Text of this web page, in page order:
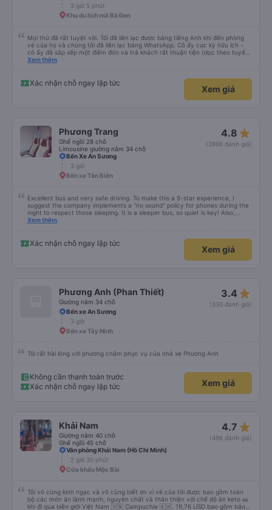
3 giờ 5 phút
Khu du lịch núi Bà Đen
Mọi thứ đã rất tuyệt vời. Tôi đã liên lạc được bằng tiếng Anh khi đến phòng
vé của họ và chúng tôi đã liên lạc bằng WhatsApp. Cô ấy cực kỳ hữu ích -
cô ấy đã sắp xếp một điểm đón và trả khách rất thuận tiện (dọc theo tuyến
đường của họ). Xe rộng rãi và thoải mái. Rất khuyến khích.
Xem thêm
Xác nhận chỗ ngay lập tức
Xem giá
Phương Trang
Ghế ngồi 28 chỗ
Limousine giường nằm 34 chỗ
4.8 star_rate
(3966 đánh giá)
Bến Xe An Sương
3 giờ
Bến xe Tân Biên
Excellent bus and very safe driving. To make this a 5-star experience, I
suggest the company implements a "no sound" policy for phones during the
night to respect those sleeping. It is a sleeper bus, so quiet is key! Also,
please display the Wi-Fi password clearly inside the cabin for convenience. I
quy định rõ ràng về việc giữ im lặng (tắt âm thanh điện thoại) vào ban đêm
để tránh làm phiền hành khách khác ngủ. Ngoài ra, nhà xe nên dán sẵn mật
khẩu Wi-Fi trong xe để hành khách dễ dàng sử dụng. Tôi vẫn sẽ tiếp tục ủng
Xem thêm
Xác nhận chỗ ngay lập tức
Xem giá
Phương Anh (Phan Thiết)
Giường nằm 34 chỗ
3.4 star_rate
(330 đánh giá)
Bến xe An Sương
3 giờ
Bến xe Tây Ninh
Tôi rất hài lòng với phương châm phục vụ của nhà xe Phương Anh
Không cần thanh toán trước
Xác nhận chỗ ngay lập tức
Xem giá
Khải Nam
Giường nằm 40 chỗ
Ghế ngồi 45 chỗ
4.7 star_rate
(496 đánh giá)
Văn phòng Khải Nam (Hồ Chí Minh)
2 giờ 30 phút
Cửa khẩu Mộc Bài
Tôi vô cùng kinh ngạc và vô cùng biết ơn vì vé của tôi được bao gồm toàn
bộ các món ăn lành mạnh, nguyên chất và thân thiện với chế độ ăn keto 🎫
khi đi qua biên giới Việt Nam 🇻🇳 Campuchia 🇰🇭. 19,76 USD bao gồm bảo